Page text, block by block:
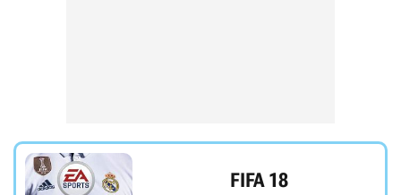
FIFA 18